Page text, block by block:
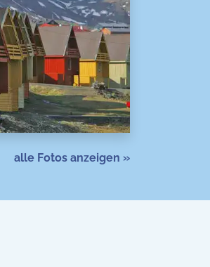
alle Fotos anzeigen »